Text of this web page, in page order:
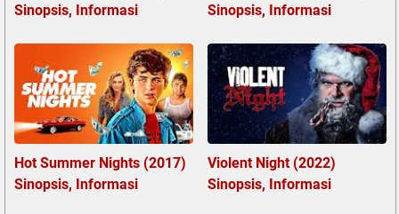
Sinopsis, Informasi
Sinopsis, Informasi
Hot Summer Nights (2017)
Sinopsis, Informasi
Violent Night (2022)
Sinopsis, Informasi